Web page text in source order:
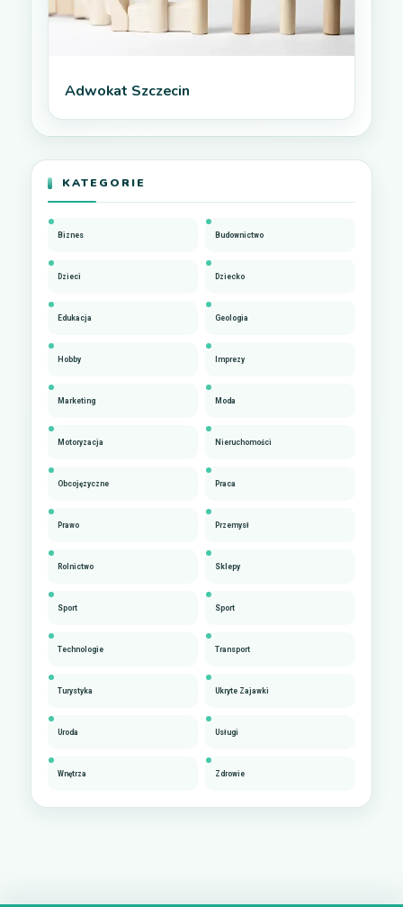
Adwokat Szczecin
KATEGORIE
Biznes Budownictwo
Dzieci Dziecko
Edukacja Geologia
Hobby Imprezy
Marketing Moda
Motoryzacja Nieruchomości
Obcojęzyczne Praca
Prawo Przemysł
Rolnictwo Sklepy
Sport Sport
Technologie Transport
Turystyka Ukryte Zajawki
Uroda Usługi
Wnętrza Zdrowie